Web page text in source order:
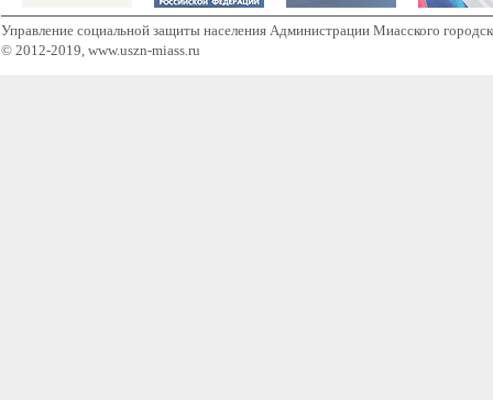
Управление социальной защиты населения Администрации Миасского
© 2012-2019, www.uszn-miass.ru